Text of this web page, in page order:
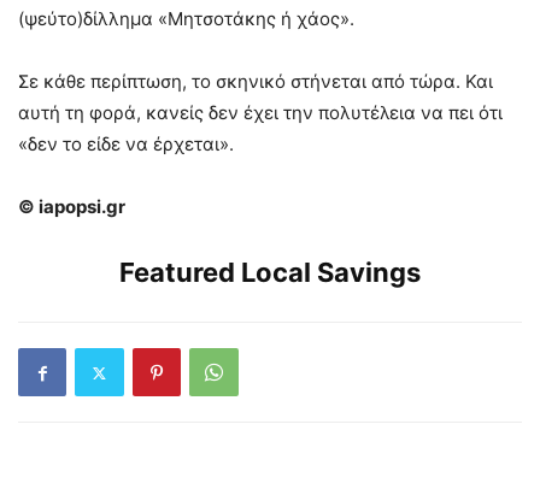
(ψεύτο)δίλλημα «Μητσοτάκης ή χάος».
Σε κάθε περίπτωση, το σκηνικό στήνεται από τώρα. Και
αυτή τη φορά, κανείς δεν έχει την πολυτέλεια να πει ότι
«δεν το είδε να έρχεται».
© iapopsi.gr
Featured Local Savings